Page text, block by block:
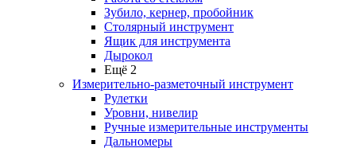
Зубило, кернер, пробойник
Столярный инструмент
Ящик для инструмента
Дырокол
Ещё 2
Измерительно-разметочный инструмент
Рулетки
Уровни, нивелир
Ручные измерительные инструменты
Дальномеры